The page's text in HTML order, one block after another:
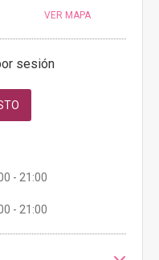
VER MAPA
sesión
- 21:00
- 21:00